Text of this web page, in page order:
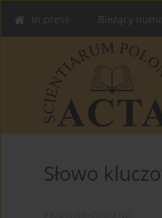
In press Bieżący
Słowo